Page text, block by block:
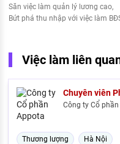
Săn việc làm quản lý lương cao
Bứt phá thu nhập với việc làm
Việc làm liên
Chuyên viên
Công ty Cổ
Thương lượng Hà Nội